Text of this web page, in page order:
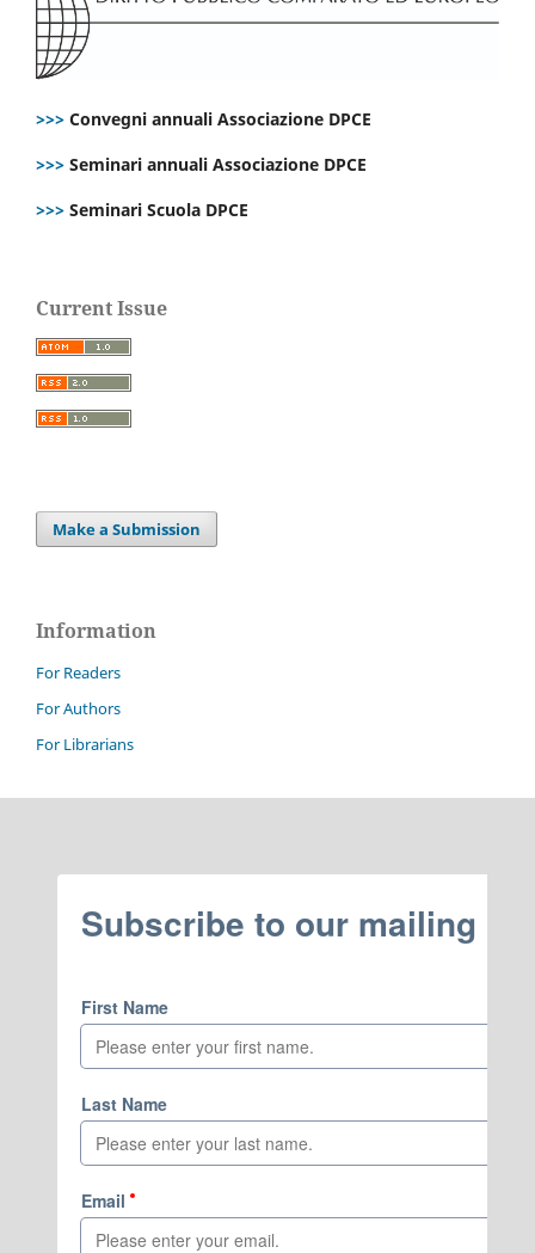
>>> Convegni annuali Associazione DPCE
>>> Seminari annuali Associazione DPCE
>>> Seminari Scuola DPCE
Current Issue
Make a Submission
Information
For Readers
For Authors
For Librarians